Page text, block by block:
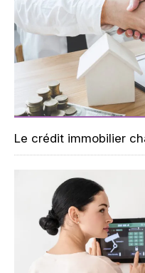
Le crédit immobilier